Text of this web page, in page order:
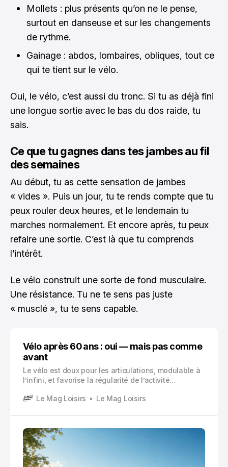
Mollets : plus présents qu’on ne le pense,
surtout en danseuse et sur les changements
de rythme.
Gainage : abdos, lombaires, obliques, tout ce
qui te tient sur le vélo.
Oui, le vélo, c’est aussi du tronc. Si tu as déjà fini
une longue sortie avec le bas du dos raide, tu
sais.
Ce que tu gagnes dans tes jambes au fil
des semaines
Au début, tu as cette sensation de jambes
« vides ». Puis un jour, tu te rends compte que tu
peux rouler deux heures, et le lendemain tu
marches normalement. Et encore après, tu peux
refaire une sortie. C’est là que tu comprends
l’intérêt.
Le vélo construit une sorte de fond musculaire.
Une résistance. Tu ne te sens pas juste
« musclé », tu te sens capable.
Vélo après 60 ans : oui — mais pas comme
avant
Le vélo est doux pour les articulations, modulable à
l’infini, et favorise la régularité de l’activité
hanches et colonne vertébrale, ce qui permet de
Le Mag Loisirs Le Mag Loisirs